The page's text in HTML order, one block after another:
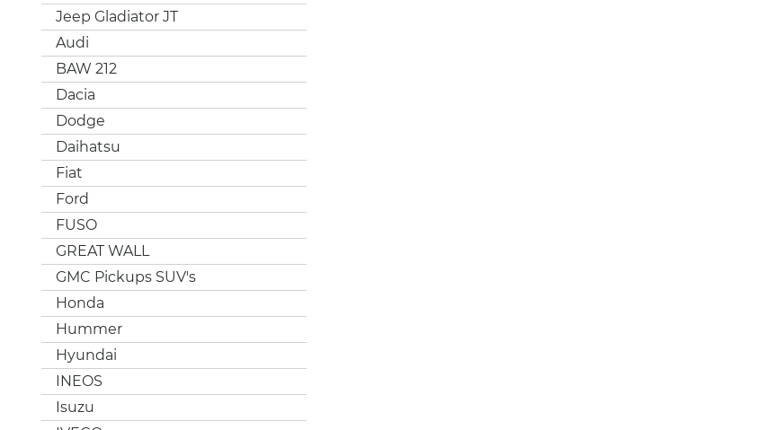
Jeep Gladiator JT
Audi
BAW 212
Dacia
Dodge
Daihatsu
Fiat
Ford
FUSO
GREAT WALL
GMC Pickups SUV's
Honda
Hummer
Hyundai
INEOS
Isuzu